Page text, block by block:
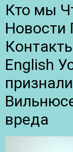
Кто мы
Новости
English
вреда